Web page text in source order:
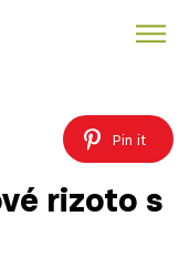
Pin it
rizoto s